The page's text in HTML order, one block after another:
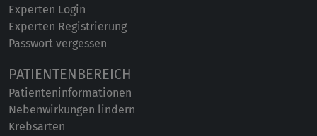
Experten Login
Experten Registrierung
Passwort vergessen
PATIENTENBEREICH
Patienteninformationen
Nebenwirkungen lindern
Krebsarten